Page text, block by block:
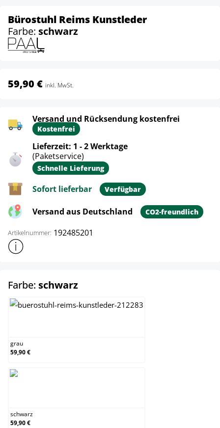
Bürostuhl Reims Kunstleder
Farbe: schwarz
59,90 € inkl. MwSt.
Versand und Rücksendung kostenfrei
Kostenfrei
Lieferzeit: 1 - 2 Werktage
(Paketservice)
Schnelle Lieferung
Sofort lieferbar Verfügbar
Versand aus Deutschland CO2-freundlich
Artikelnummer: 192485201
Weitere Produktinformationen anzeigen
Farbe: schwarzauswählen
grau
59,90 €
schwarz
59,90 €